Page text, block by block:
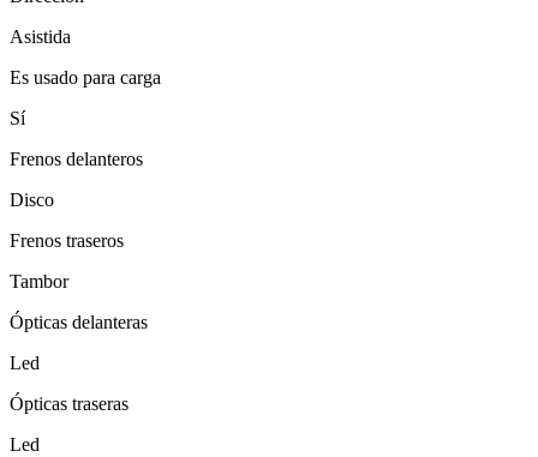
Asistida
Es usado para carga
Sí
Frenos delanteros
Disco
Frenos traseros
Tambor
Ópticas delanteras
Led
Ópticas traseras
Led